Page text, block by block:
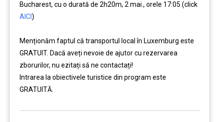
Bucharest, cu o durată de 2h20m, 2 mai., orele 17:05 (click
AICI)
Menționăm faptul că transportul local în Luxemburg este
GRATUIT. Dacă aveți nevoie de ajutor cu rezervarea
zborurilor, nu ezitați să ne contactați!
Intrarea la obiectivele turistice din program este
GRATUITĂ.